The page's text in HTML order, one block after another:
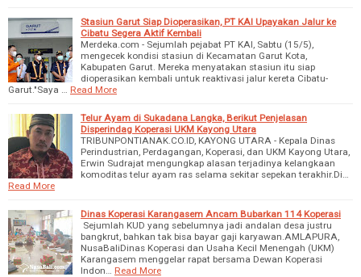
Stasiun Garut Siap Dioperasikan, PT KAI Upayakan Jalur ke
Cibatu Segera Aktif Kembali
Merdeka.com - Sejumlah pejabat PT KAI, Sabtu (15/5),
mengecek kondisi stasiun di Kecamatan Garut Kota,
Kabupaten Garut. Mereka menyatakan stasiun itu siap
dioperasikan kembali untuk reaktivasi jalur kereta Cibatu-
Garut."Saya …
Read More
Telur Ayam di Sukadana Langka, Berikut Penjelasan
Disperindag Koperasi UKM Kayong Utara
TRIBUNPONTIANAK.CO.ID, KAYONG UTARA - Kepala Dinas
Perindustrian, Perdagangan, Koperasi, dan UKM Kayong Utara,
Erwin Sudrajat mengungkap alasan terjadinya kelangkaan
komoditas telur ayam ras selama sekitar sepekan terakhir.Di…
Read More
Dinas Koperasi Karangasem Ancam Bubarkan 114 Koperasi
Sejumlah KUD yang sebelumnya jadi andalan desa justru
bangkrut, bahkan tak bisa bayar gaji karyawan.AMLAPURA,
NusaBaliDinas Koperasi dan Usaha Kecil Menengah (UKM)
Karangasem menggelar rapat bersama Dewan Koperasi
Indon…
Read More